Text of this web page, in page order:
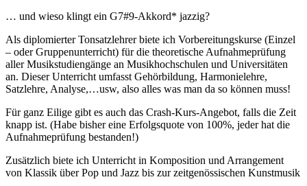
… und wieso klingt ein G7#9-Akkord* jazzig?
Als diplomierter Tonsatzlehrer biete ich Vorbereitungskurse (Einzel
– oder Gruppenunterricht) für die theoretische Aufnahmeprüfung
aller Musikstudiengänge an Musikhochschulen und Universitäten
an. Dieser Unterricht umfasst Gehörbildung, Harmonielehre,
Satzlehre, Analyse,…usw, also alles was man da so können muss!
Für ganz Eilige gibt es auch das Crash-Kurs-Angebot, falls die Zeit
knapp ist. (Habe bisher eine Erfolgsquote von 100%, jeder hat die
Aufnahmeprüfung bestanden!)
Zusätzlich biete ich Unterricht in Komposition und Arrangement
von Klassik über Pop und Jazz bis zur zeitgenössischen Kunstmusik